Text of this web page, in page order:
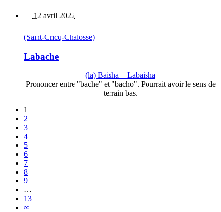
12 avril 2022
(Saint-Cricq-Chalosse)
Labache
(la) Baisha + Labaisha
Prononcer entre "bache" et "bacho". Pourrait avoir le sens de
terrain bas.
1
2
3
4
5
6
7
8
9
…
13
∞